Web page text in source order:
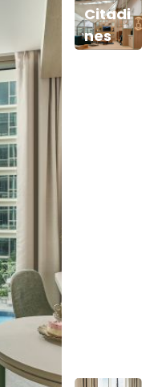
Citadi
nes